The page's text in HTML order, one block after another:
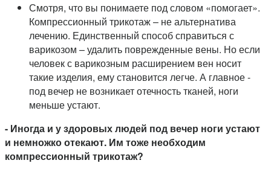
Смотря, что вы понимаете под словом «помогает».
Компрессионный трикотаж – не альтернатива
лечению. Единственный способ справиться с
варикозом – удалить поврежденные вены. Но если
человек с варикозным расширением вен носит
такие изделия, ему становится легче. А главное -
под вечер не возникает отечность тканей, ноги
меньше устают.
- Иногда и у здоровых людей под вечер ноги устают
и немножко отекают. Им тоже необходим
компрессионный трикотаж?